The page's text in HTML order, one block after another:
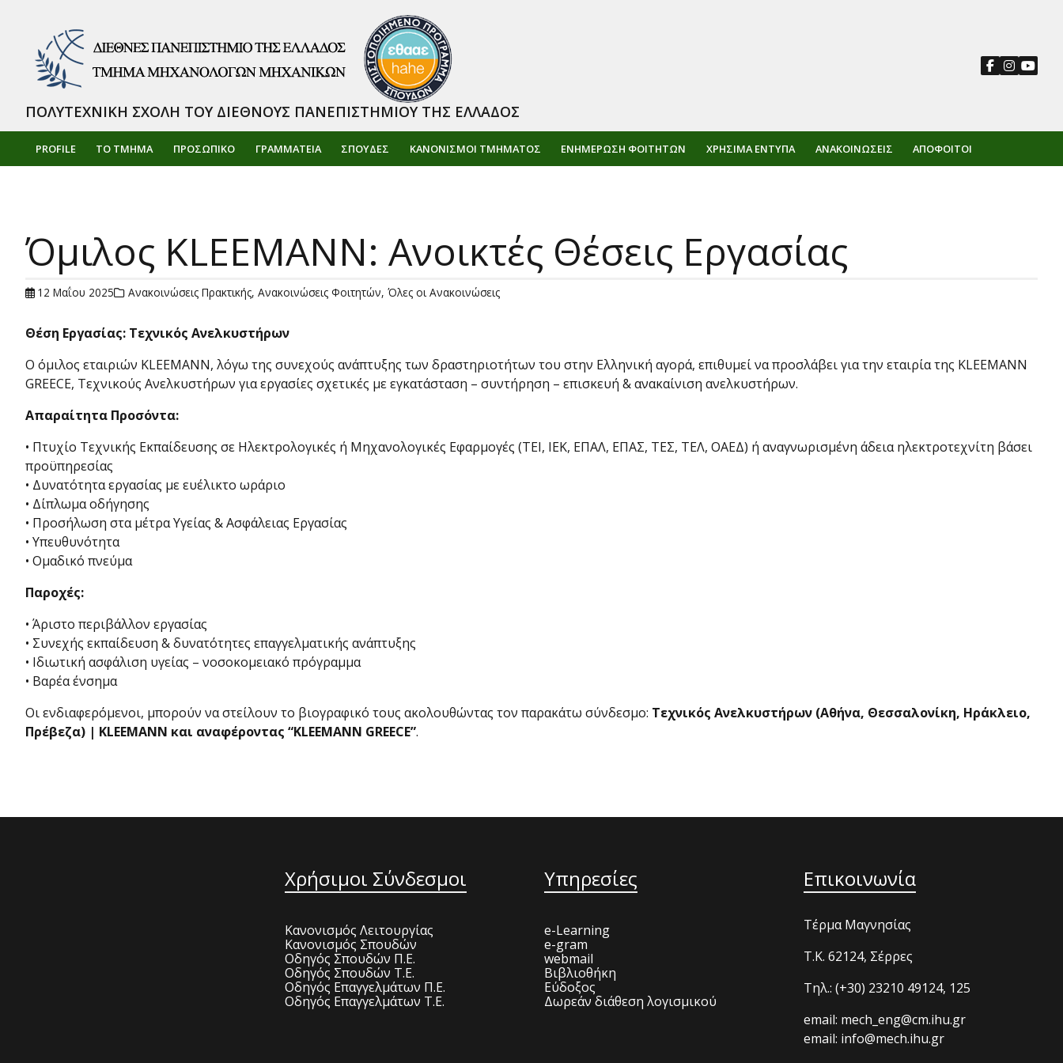
PROFILE ΤΟ ΤΜΗΜΑ ΠΡΟΣΩΠΙΚΌ ΓΡΑΜΜΑΤΕΙΑ ΣΠΟΥΔΕΣ ΚΑΝΟΝΙΣΜΟΙ ΤΜΗΜΑΤΟΣ ΕΝΗΜΈΡΩΣΗ ΦΟΙΤΗΤΏΝ ΧΡΉΣΙΜΑ ΈΝΤΥΠΑ ΑΝΑΚΟΙΝΏΣΕΙΣ ΑΠΌΦΟΙΤΟΙ
ΠΟΛΥΤΕΧΝΙΚΗ ΣΧΟΛΗ ΤΟΥ ΔΙΕΘΝΟΥΣ ΠΑΝΕΠΙΣΤΗΜΙΟΥ ΤΗΣ ΕΛΛΑΔΟΣ
Όμιλος KLEEMANN: Ανοικτές Θέσεις Εργασίας
12 Μαΐου 2025 Ανακοινώσεις Πρακτικής, Ανακοινώσεις Φοιτητών, Όλες οι Ανακοινώσεις
Θέση Εργασίας: Τεχνικός Ανελκυστήρων
Ο όμιλος εταιριών KLEEMANN, λόγω της συνεχούς ανάπτυξης των δραστηριοτήτων του στην Ελληνική αγορά, επιθυμεί να προσλάβει για την εταιρία της KLEEMANN
GREECE, Tεχνικούς Ανελκυστήρων για εργασίες σχετικές με εγκατάσταση – συντήρηση – επισκευή & ανακαίνιση ανελκυστήρων.
Απαραίτητα Προσόντα:
• Πτυχίο Τεχνικής Εκπαίδευσης σε Ηλεκτρολογικές ή Μηχανολογικές Εφαρμογές (ΤΕΙ, ΙΕΚ, ΕΠΑΛ, ΕΠΑΣ, ΤΕΣ, ΤΕΛ, ΟΑΕΔ) ή αναγνωρισμένη άδεια ηλεκτροτεχνίτη βάσει
προϋπηρεσίας
• Δυνατότητα εργασίας με ευέλικτο ωράριο
• Δίπλωμα οδήγησης
• Προσήλωση στα μέτρα Υγείας & Ασφάλειας Εργασίας
• Υπευθυνότητα
• Ομαδικό πνεύμα
Παροχές:
• Άριστο περιβάλλον εργασίας
• Συνεχής εκπαίδευση & δυνατότητες επαγγελματικής ανάπτυξης
• Ιδιωτική ασφάλιση υγείας – νοσοκομειακό πρόγραμμα
• Βαρέα ένσημα
Οι ενδιαφερόμενοι, μπορούν να στείλουν το βιογραφικό τους ακολουθώντας τον παρακάτω σύνδεσμο: Tεχνικός Ανελκυστήρων (Αθήνα, Θεσσαλονίκη, Ηράκλειο,
Πρέβεζα) | KLEEMANN και αναφέροντας “KLEEMANN GREECE”.
Χρήσιμοι Σύνδεσμοι
Κανονισμός Λειτουργίας
Κανονισμός Σπουδών
Οδηγός Σπουδών Π.Ε.
Οδηγός Σπουδών Τ.Ε.
Οδηγός Επαγγελμάτων Π.Ε.
Οδηγός Επαγγελμάτων Τ.Ε.
Υπηρεσίες
e-Learning
e-gram
webmail
Βιβλιοθήκη
Εύδοξος
Δωρεάν διάθεση λογισμικού
Επικοινωνία
Τέρμα Μαγνησίας
T.K. 62124, Σέρρες
Τηλ.: (+30) 23210 49124, 125
email: mech_eng@cm.ihu.gr
email: info@mech.ihu.gr